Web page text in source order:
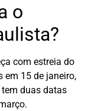
o
com estreia do
em 15 de janeiro,
duas datas